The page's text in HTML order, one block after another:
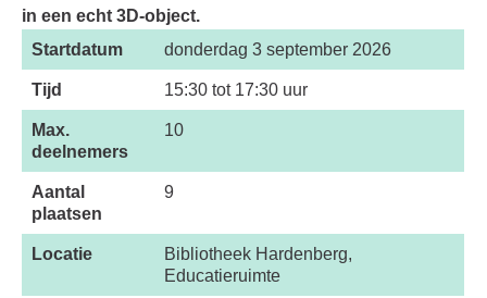
in een echt 3D-object.
Startdatum
donderdag 3 september 2026
Tijd 15:30 tot 17:30 uur
Max.
deelnemers
10
Aantal
plaatsen
9
Locatie
Bibliotheek Hardenberg,
Educatieruimte